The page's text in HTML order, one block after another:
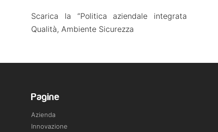
Scarica la “Politica aziendale integrata
Qualità, Ambiente Sicurezza
Pagine
Azienda
Innovazione